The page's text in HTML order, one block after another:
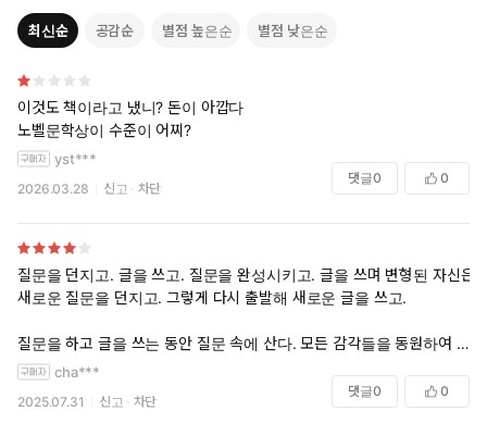
최신순 공감순 별점 높은순 별점 낮은순
이것도 책이라고 냈니? 돈이 아깝다
노벨문학상이 수준이 어찌?
yst***
2026.03.28 신고 차단
댓글0 0
질문을 던지고. 글을 쓰고. 질문을 완성시키고. 글을 쓰며 변형된 자신은
새로운 질문을 던지고. 그렇게 다시 출발해 새로운 글을 쓰고.
질문을 하고 글을 쓰는 동안 질문 속에 산다. 모든 감각들을 동원하여 글
을 쓰는 사람은 폭력과 파괴의 절망 속에서 압도적인 고통을 받는다. 학살
과 비명과 시체들이 일상이 될 정도로 산 자들보다 죽은 자들과 가까워지
며 자신을 부수고 또 부수는 괴로움에 몸부림친다.
cha***
2025.07.31 신고 차단
댓글0 0